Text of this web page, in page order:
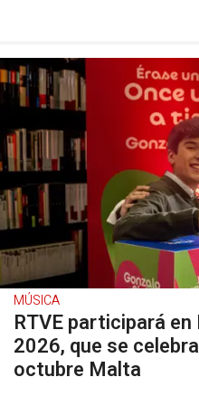
MÚSICA
RTVE participará
2026, que se
octubre Malta